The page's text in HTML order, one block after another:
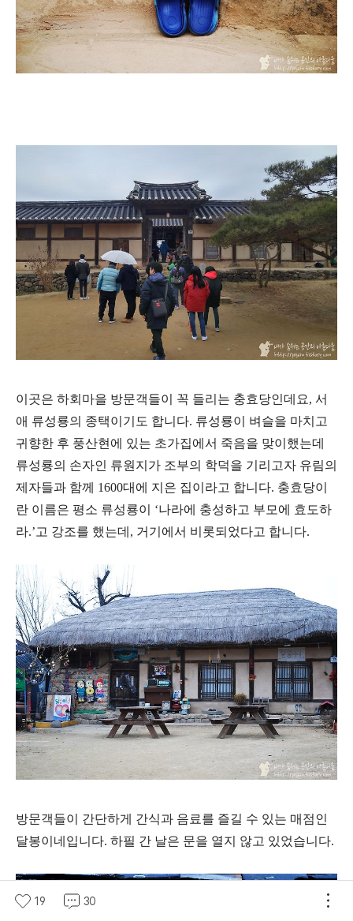
이곳은 하회마을 방문객들이 꼭 들리는 충효당인데요, 서
애 류성룡의 종택이기도 합니다. 류성룡이 벼슬을 마치고
귀향한 후 풍산현에 있는 초가집에서 죽음을 맞이했는데
류성룡의 손자인 류원지가 조부의 학덕을 기리고자 유림의
제자들과 함께 1600대에 지은 집이라고 합니다. 충효당이
란 이름은 평소 류성룡이 ‘나라에 충성하고 부모에 효도하
라.’고 강조를 했는데, 거기에서 비롯되었다고 합니다.
방문객들이 간단하게 간식과 음료를 즐길 수 있는 매점인
달봉이네입니다. 하필 간 날은 문을 열지 않고 있었습니다.
19 30